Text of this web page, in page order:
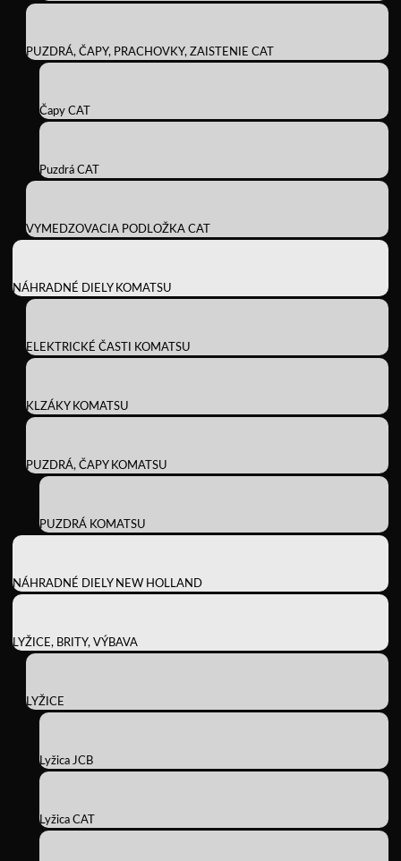
PUZDRÁ, ČAPY, PRACHOVKY, ZAISTENIE CAT
Čapy CAT
Puzdrá CAT
VYMEDZOVACIA PODLOŽKA CAT
NÁHRADNÉ DIELY KOMATSU
ELEKTRICKÉ ČASTI KOMATSU
KLZÁKY KOMATSU
PUZDRÁ, ČAPY KOMATSU
PUZDRÁ KOMATSU
NÁHRADNÉ DIELY NEW HOLLAND
LYŽICE, BRITY, VÝBAVA
LYŽICE
Lyžica JCB
Lyžica CAT